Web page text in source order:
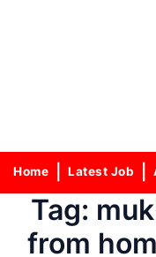
Home Latest Job
Tag:
from